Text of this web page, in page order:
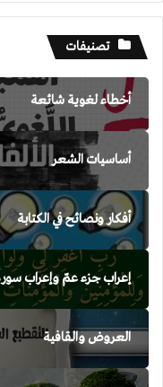
تصنيفات
أخطاء لغوية شائعة
أساسيات الشعر
أفكار ونصائح في الكتابة
إعراب جزء عمّ وإعراب
العروض والقافية